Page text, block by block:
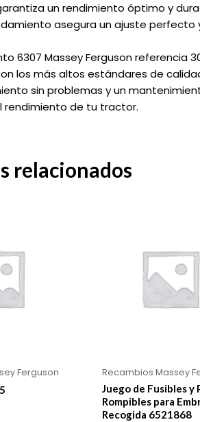
un rendimiento óptimo y
asegura un ajuste perfecto
6307 Massey Ferguson referencia
los más altos estándares de
sin problemas y un
rendimiento de tu tractor.
relacionados
Ferguson Recambios Massey
Juego de Fusibles y
Rompibles para
Recogida 6521868